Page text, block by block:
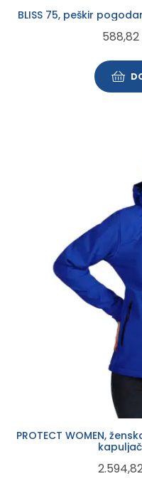
BLISS 75, peškir
588,82
PROTECT WOMEN,